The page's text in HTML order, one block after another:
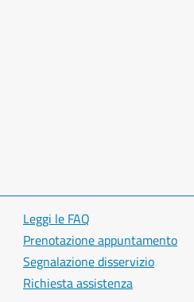
Leggi le FAQ
Prenotazione appuntamento
Segnalazione disservizio
Richiesta assistenza